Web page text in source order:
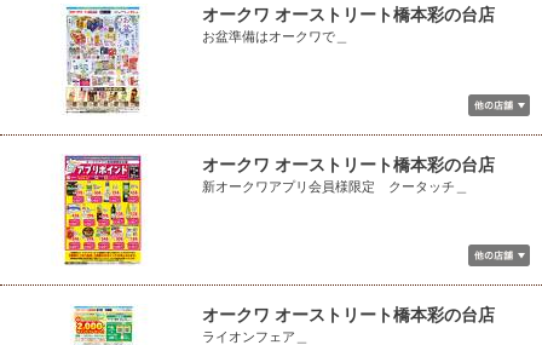
オークワ オーストリート橋本彩の台店
お盆準備はオークワで＿
オークワ オーストリート橋本彩の台店
新オークワアプリ会員様限定 クータッチ＿
オークワ オーストリート橋本彩の台店
ライオンフェア＿